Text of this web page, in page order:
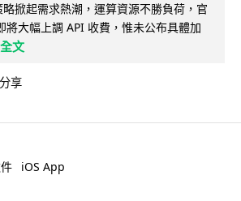
掀起需求熱潮，運算資源不勝負荷，官
將大幅上調 API 收費，惟未公布具體加
文
分享
iOS App